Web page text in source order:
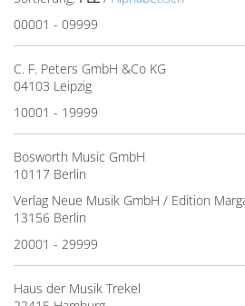
00001 - 09999
C. F. Peters GmbH &Co KG
04103 Leipzig
10001 - 19999
Bosworth Music GmbH
10117 Berlin
Verlag Neue Musik GmbH / Edition
13156 Berlin
20001 - 29999
Haus der Musik Trekel